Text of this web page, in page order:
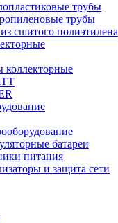
трубы
трубы
сшитого полиэтилена
батареи
питания
и защита сети